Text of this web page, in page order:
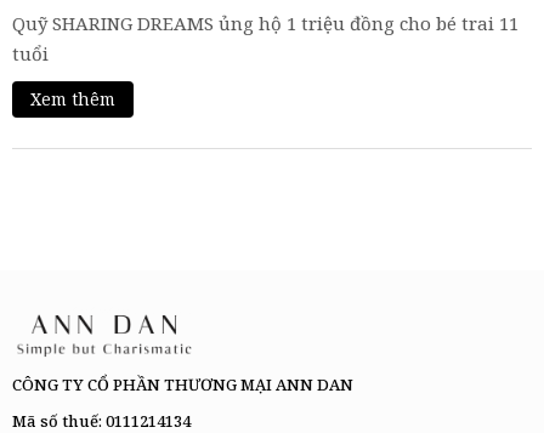
Quỹ SHARING DREAMS ủng hộ 1 triệu đồng cho bé trai 11
tuổi
Xem thêm
CÔNG TY CỔ PHẦN THƯƠNG MẠI ANN DAN
Mã số thuế: 0111214134